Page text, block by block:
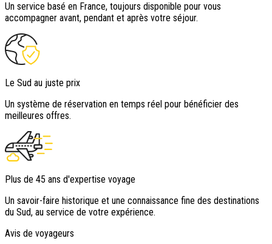
Un service basé en France, toujours disponible pour vous
accompagner avant, pendant et après votre séjour.
Le Sud au juste prix
Un système de réservation en temps réel pour bénéficier des
meilleures offres.
Plus de 45 ans d'expertise voyage
Un savoir-faire historique et une connaissance fine des destinations
du Sud, au service de votre expérience.
Avis de voyageurs